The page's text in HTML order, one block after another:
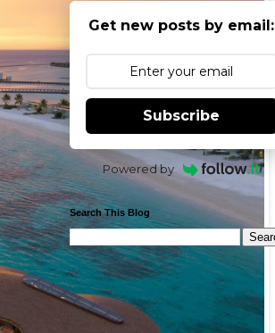
Get new posts by email:
Subscribe
Powered by
Search This Blog